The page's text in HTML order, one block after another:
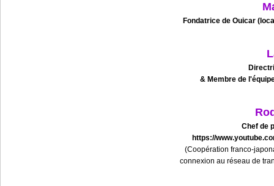
Fondatrice de Ouicar
& Membre de
Chef de
https://
(Coopération franco-
connexion au réseau de